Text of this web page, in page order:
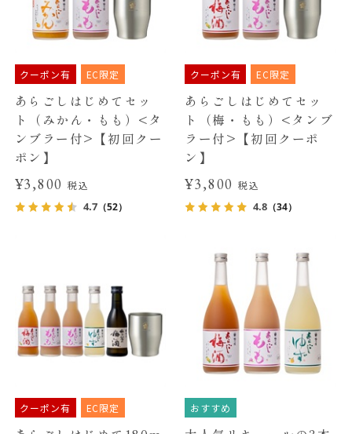
クーポン有 EC限定
あらごしはじめてセッ
ト（みかん・もも）<タ
ンブラー付>【初回クー
ポン】
¥3,800税込
4.7（52）
クーポン有 EC限定
あらごしはじめてセッ
ト（梅・もも）<タンブ
ラー付>【初回クーポ
ン】
¥3,800 税込
4.8 （34）
クーポン有 EC限定 おすすめ